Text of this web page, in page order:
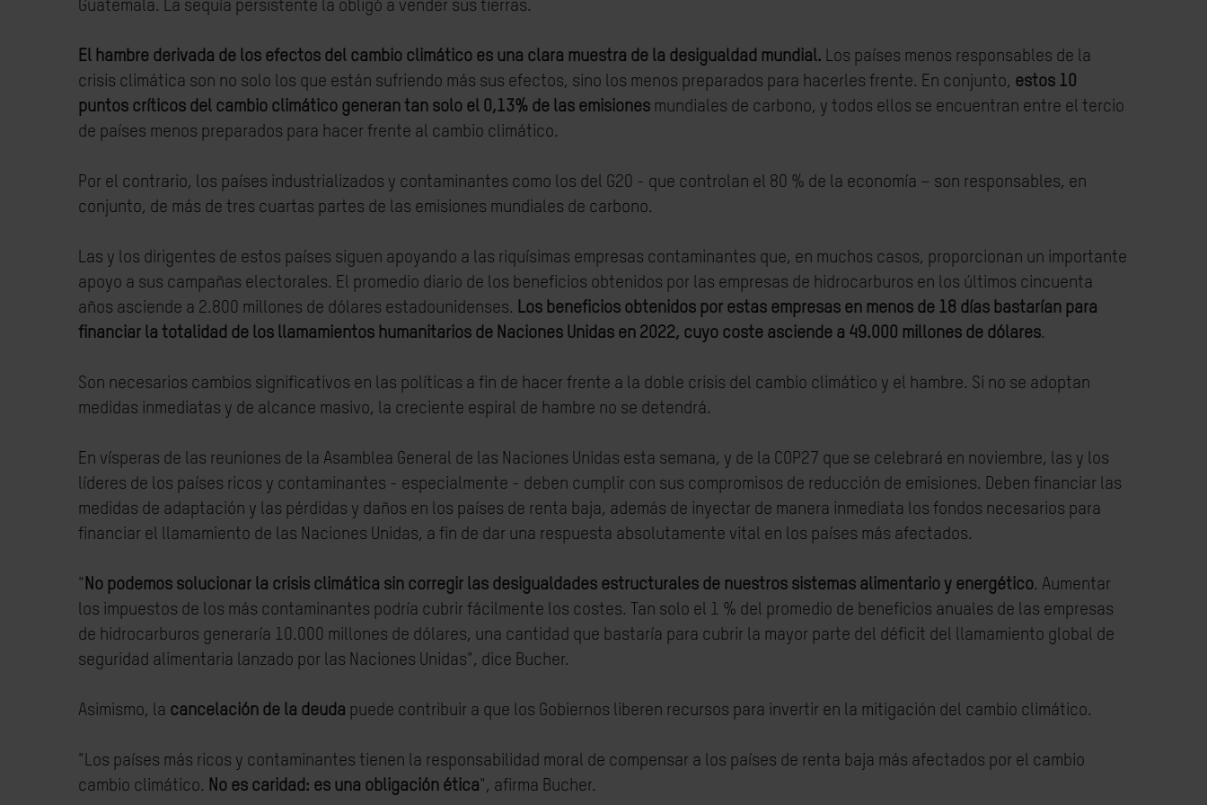
Guatemala. La sequía persistente la obligó a vender sus tierras.
El hambre derivada de los efectos del cambio climático es una clara muestra de la desigualdad mundial. Los países menos responsables de la
crisis climática son no solo los que están sufriendo más sus efectos, sino los menos preparados para hacerles frente. En conjunto, estos 10
puntos críticos del cambio climático generan tan solo el 0,13% de las emisiones mundiales de carbono, y todos ellos se encuentran entre el tercio
de países menos preparados para hacer frente al cambio climático.
Por el contrario, los países industrializados y contaminantes como los del G20 - que controlan el 80 % de la economía – son responsables, en
conjunto, de más de tres cuartas partes de las emisiones mundiales de carbono.
Las y los dirigentes de estos países siguen apoyando a las riquísimas empresas contaminantes que, en muchos casos, proporcionan un importante
apoyo a sus campañas electorales. El promedio diario de los beneficios obtenidos por las empresas de hidrocarburos en los últimos cincuenta
años asciende a 2.800 millones de dólares estadounidenses. Los beneficios obtenidos por estas empresas en menos de 18 días bastarían para
financiar la totalidad de los llamamientos humanitarios de Naciones Unidas en 2022, cuyo coste asciende a 49.000 millones de dólares.
Son necesarios cambios significativos en las políticas a fin de hacer frente a la doble crisis del cambio climático y el hambre. Si no se adoptan
medidas inmediatas y de alcance masivo, la creciente espiral de hambre no se detendrá.
En vísperas de las reuniones de la Asamblea General de las Naciones Unidas esta semana, y de la COP27 que se celebrará en noviembre, las y los
líderes de los países ricos y contaminantes - especialmente - deben cumplir con sus compromisos de reducción de emisiones. Deben financiar las
medidas de adaptación y las pérdidas y daños en los países de renta baja, además de inyectar de manera inmediata los fondos necesarios para
financiar el llamamiento de las Naciones Unidas, a fin de dar una respuesta absolutamente vital en los países más afectados.
" No podemos solucionar la crisis climática sin corregir las desigualdades estructurales de nuestros sistemas alimentario y energético. Aumentar
los impuestos de los más contaminantes podría cubrir fácilmente los costes. Tan solo el 1 % del promedio de beneficios anuales de las empresas
de hidrocarburos generaría 10.000 millones de dólares, una cantidad que bastaría para cubrir la mayor parte del déficit del llamamiento global de
seguridad alimentaria lanzado por las Naciones Unidas", dice Bucher.
Asimismo, la cancelación de la deuda puede contribuir a que los Gobiernos liberen recursos para invertir en la mitigación del cambio climático.
"Los países más ricos y contaminantes tienen la responsabilidad moral de compensar a los países de renta baja más afectados por el cambio
cambio climático. No es caridad: es una obligación ética", afirma Bucher.